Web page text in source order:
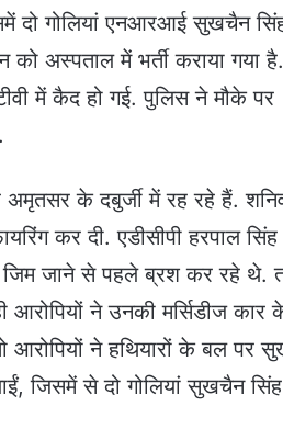
दो गोलियां एनआरआई सुखचैन
अस्पताल में भर्ती कराया गया है.
में कैद हो गई. पुलिस ने मौके पर
के दबुर्जी में रह रहे हैं.
कर दी. एडीसीपी हरपाल
जाने से पहले ब्रश कर रहे थे.
ने उनकी मर्सिडीज कार
आरोपियों ने हथियारों के बल पर
जिसमें से दो गोलियां सुखचैन